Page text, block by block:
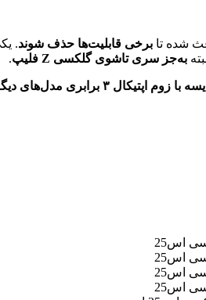
شده تا برخی قابلیت‌ها حذف شوند.
به‌جز سری تاشوی گلکسی Z فلیپ .
مدل‌های دیگر چگونه است؟